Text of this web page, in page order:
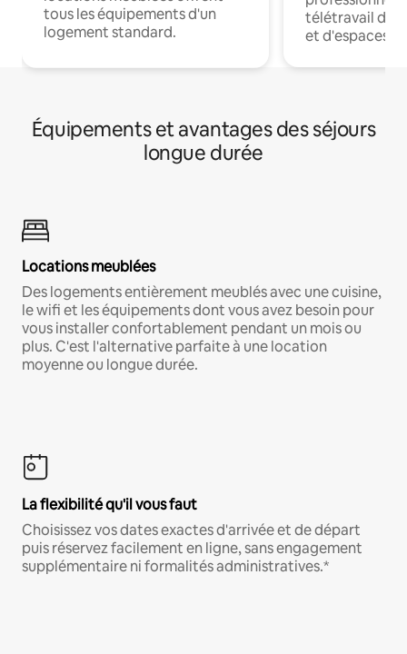
tous les équipements d'un
logement standard.
télétravail
et d'espaces
Équipements et avantages des séjours
longue durée
Locations meublées
Des logements entièrement meublés avec une cuisine,
le wifi et les équipements dont vous avez besoin pour
vous installer confortablement pendant un mois ou
plus. C'est l'alternative parfaite à une location
moyenne ou longue durée.
La flexibilité qu'il vous faut
Choisissez vos dates exactes d'arrivée et de départ
puis réservez facilement en ligne, sans engagement
supplémentaire ni formalités administratives.*